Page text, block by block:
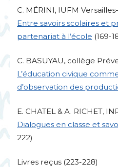
C. MÉRINI, IUFM
Entre savoirs scolaires et
partenariat à l’école (169-
C. BASUYAU, collège
L’éducation civique
d’observation des
E. CHATEL & A. RICHET,
Dialogues en classe et
222)
Livres reçus (223-228)